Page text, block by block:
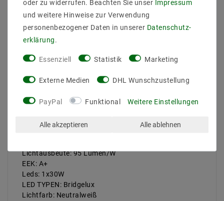
Weitere Details
Informationen zur Produktsicherheit
Leistung: 30W
Lichtstrom: 2600LM
Lichtausbeute: 95 Lumen/W
EEK: A+
Leds: 1x30W
LED TYPEN: Bridgelux
Lichtfarb: Neutralweiß
oder zu widerrufen. Beachten Sie unser Impressum
und weitere Hinweise zur Verwendung
personenbezogener Daten in unserer Daten­schutz­
erklärung
Essenziell Statistik Marketing
Externe Medien DHL Wunschzustellung
PayPal Funktional Weitere Einstellungen
Alle akzeptieren Alle ablehnen